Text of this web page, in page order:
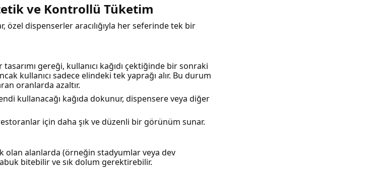
ve Kontrollü Tüketim
özel dispenserler aracılığıyla her seferinde tek bir
tasarımı gereği, kullanıcı kağıdı çektiğinde bir sonraki
kullanıcı sadece elindeki tek yaprağı alır. Bu durum
oranlarda azaltır.
kullanacağı kağıda dokunur, dispensere veya diğer
için daha şık ve düzenli bir görünüm sunar.
olan alanlarda (örneğin stadyumlar veya dev
bitebilir ve sık dolum gerektirebilir.